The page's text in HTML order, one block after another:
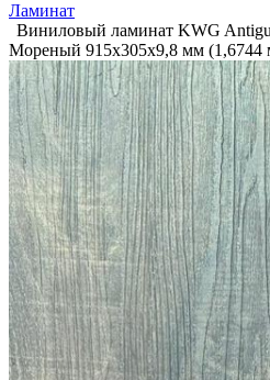
Ламинат
Виниловый ламинат KWG
Мореный 915х305х9,8 мм (1,6744